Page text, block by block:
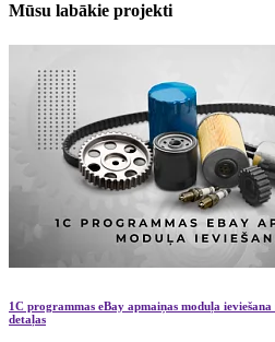
Mūsu labākie projekti
1C programmas eBay apmaiņas moduļa
detaļas